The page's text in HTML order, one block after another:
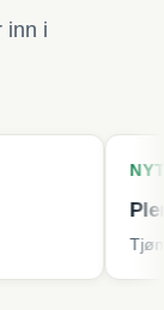
inn i
NYTT